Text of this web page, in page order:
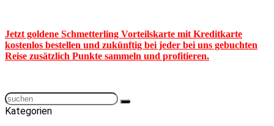
Jetzt goldene Schmetterling Vorteilskarte mit Kreditkarte
kostenlos bestellen und zukünftig bei jeder bei uns gebuchten
Reise zusätzlich Punkte sammeln und profitieren.
Kategorien